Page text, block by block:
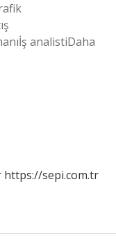
analistiDaha
https://sepi.com.tr